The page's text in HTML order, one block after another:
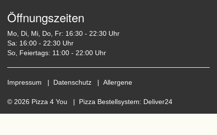
Öffnungszeiten
Mo, Di, Mi, Do, Fr: 16:30 - 22:30 Uhr
Sa: 16:00 - 22:30 Uhr
So, Feiertags: 11:00 - 22:00 Uhr
Impressum | Datenschutz | Allergene
© 2026 Pizza 4 You | Pizza Bestellsystem: Deliver24